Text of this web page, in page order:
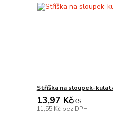
Stříška na sloupek-
13,97 Kč/KS
11,55 Kč bez DPH